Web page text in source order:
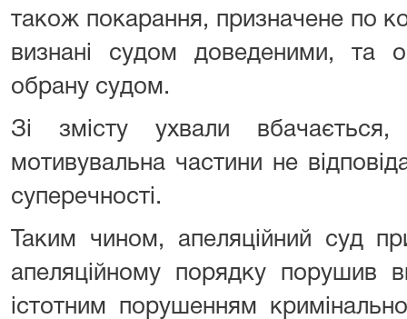
також покарання, призначене по
визнані судом доведеними, та
обрану судом.
Зі змісту ухвали
мотивувальна частини не
суперечності.
Таким чином, апеляційний суд
апеляційному порядку порушив
істотним порушенням